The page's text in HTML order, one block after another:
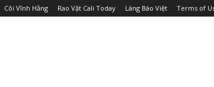
Cõi Vĩnh Hằng Rao Vặt Cali Today Làng Báo Việt Terms of